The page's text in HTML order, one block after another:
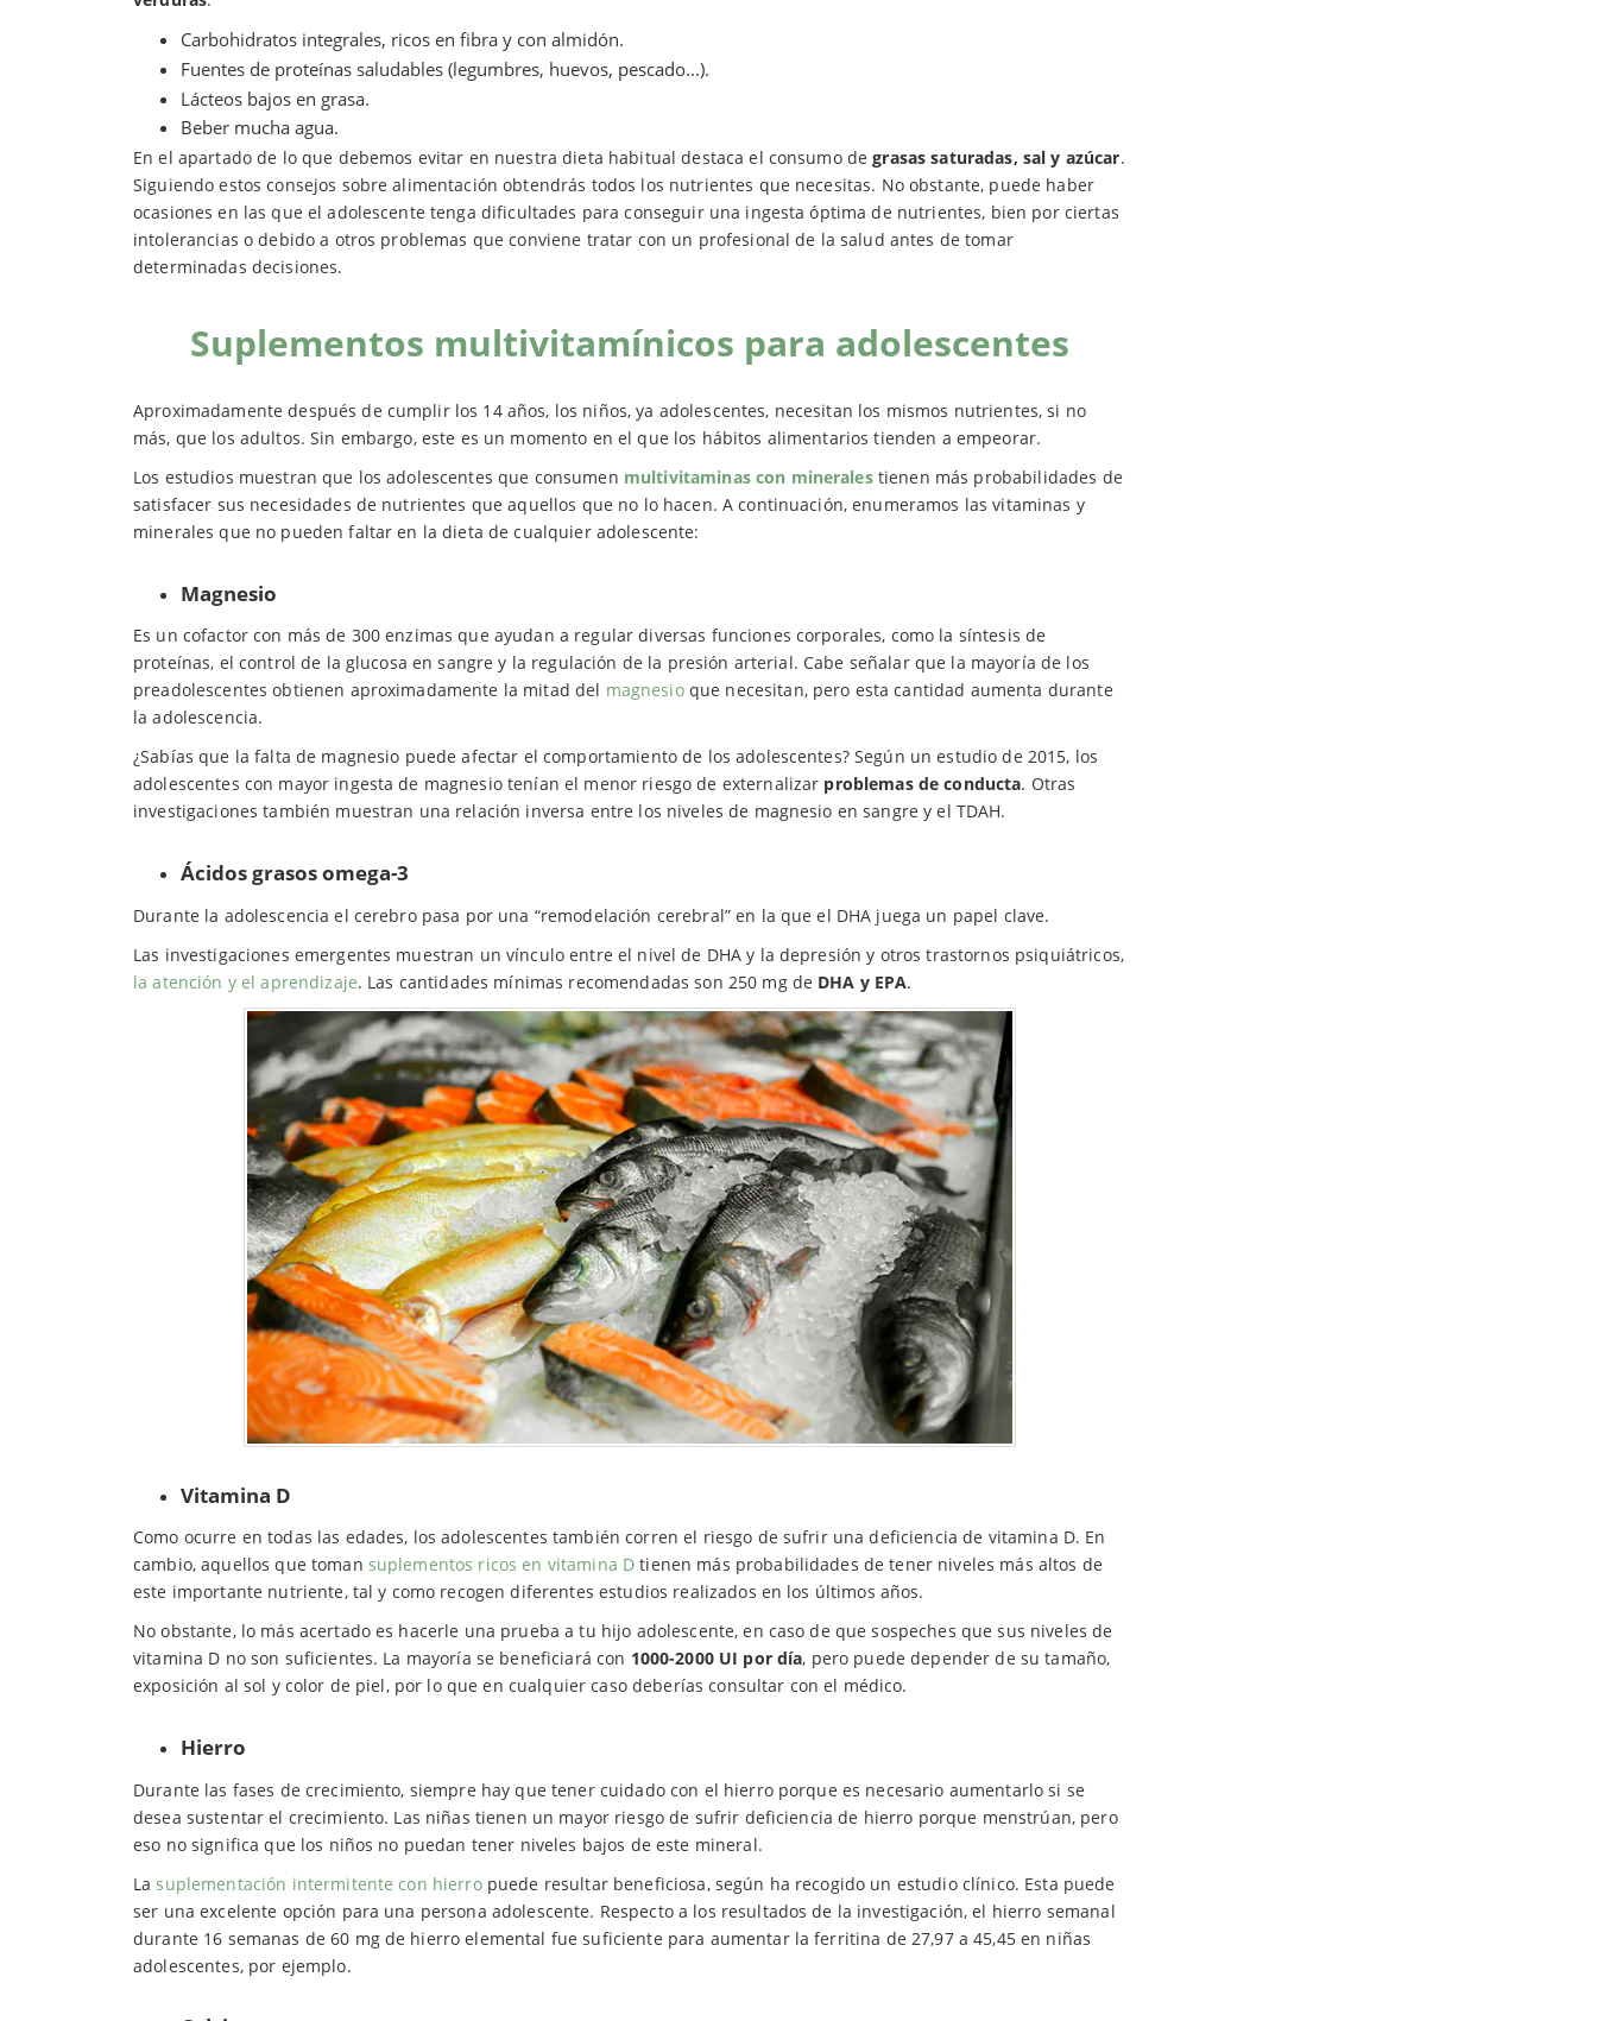
Carbohidratos integrales, ricos en fibra y con almidón.
Fuentes de proteínas saludables (legumbres, huevos, pescado...).
Lácteos bajos en grasa.
Beber mucha agua.
En el apartado de lo que debemos evitar en nuestra dieta habitual destaca el consumo degrasas saturadas, sal y azúcar.
Siguiendo estos consejos sobre alimentación obtendrás todos los nutrientes que necesitas. No obstante, puede haber
ocasiones en las que el adolescente tenga dificultades para conseguir una ingesta óptima de nutrientes, bien por ciertas
intolerancias o debido a otros problemas que conviene tratar con un profesional de la salud antes de tomar
determinadas decisiones.
Suplementos multivitamínicos para adolescentes
Aproximadamente después de cumplir los 14 años, los niños, ya adolescentes, necesitan los mismos nutrientes, si no
más, que los adultos. Sin embargo, este es un momento en el que los hábitos alimentarios tienden a empeorar.
Los estudios muestran que los adolescentes que consumen multivitaminas con mineralestienen más probabilidades de
satisfacer sus necesidades de nutrientes que aquellos que no lo hacen. A continuación, enumeramos las vitaminas y
minerales que no pueden faltar en la dieta de cualquier adolescente:
Magnesio
Es un cofactor con más de 300 enzimas que ayudan a regular diversas funciones corporales, como la síntesis de
proteínas, el control de la glucosa en sangre y la regulación de la presión arterial. Cabe señalar que la mayoría de los
preadolescentes obtienen aproximadamente la mitad del magnesioque necesitan, pero esta cantidad aumenta durante
la adolescencia.
¿Sabías que la falta de magnesio puede afectar el comportamiento de los adolescentes? Según un estudio de 2015, los
adolescentes con mayor ingesta de magnesio tenían el menor riesgo de externalizar problemas de conducta. Otras
investigaciones también muestran una relación inversa entre los niveles de magnesio en sangre y el TDAH.
Ácidos grasos omega-3
Durante la adolescencia el cerebro pasa por una “remodelación cerebral” en la que el DHA juega un papel clave.
Las investigaciones emergentes muestran un vínculo entre el nivel de DHA y la depresión y otros trastornos psiquiátricos,
la atención y el aprendizaje. Las cantidades mínimas recomendadas son 250 mg de DHA y EPA.
Vitamina D
Como ocurre en todas las edades, los adolescentes también corren el riesgo de sufrir una deficiencia de vitamina D. En
cambio, aquellos que toman suplementos ricos en vitamina D tienen más probabilidades de tener niveles más altos de
este importante nutriente, tal y como recogen diferentes estudios realizados en los últimos años.
No obstante, lo más acertado es hacerle una prueba a tu hijo adolescente, en caso de que sospeches que sus niveles de
vitamina D no son suficientes. La mayoría se beneficiará con 1000-2000 UI por día, pero puede depender de su tamaño,
exposición al sol y color de piel, por lo que en cualquier caso deberías consultar con el médico.
Hierro
Durante las fases de crecimiento, siempre hay que tener cuidado con el hierro porque es necesario aumentarlo si se
desea sustentar el crecimiento. Las niñas tienen un mayor riesgo de sufrir deficiencia de hierro porque menstrúan, pero
eso no significa que los niños no puedan tener niveles bajos de este mineral.
Lasuplementación intermitente con hierropuede resultar beneficiosa, según ha recogido un estudio clínico. Esta puede
ser una excelente opción para una persona adolescente. Respecto a los resultados de la investigación, el hierro semanal
durante 16 semanas de 60 mg de hierro elemental fue suficiente para aumentar la ferritina de 27,97 a 45,45 en niñas
adolescentes, por ejemplo.